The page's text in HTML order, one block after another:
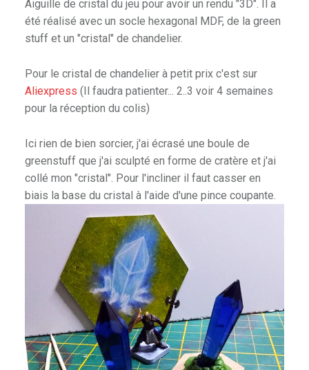
Aiguille de cristal du jeu pour avoir un rendu "3D". Il a
été réalisé avec un socle hexagonal MDF, de la green
stuff et un "cristal" de chandelier.
Pour le cristal de chandelier à petit prix c'est sur
Aliexpress (Il faudra patienter... 2..3 voir 4 semaines
pour la réception du colis)
Ici rien de bien sorcier, j'ai écrasé une boule de
greenstuff que j'ai sculpté en forme de cratère et j'ai
collé mon "cristal". Pour l'incliner il faut casser en
biais la base du cristal à l'aide d'une pince coupante.